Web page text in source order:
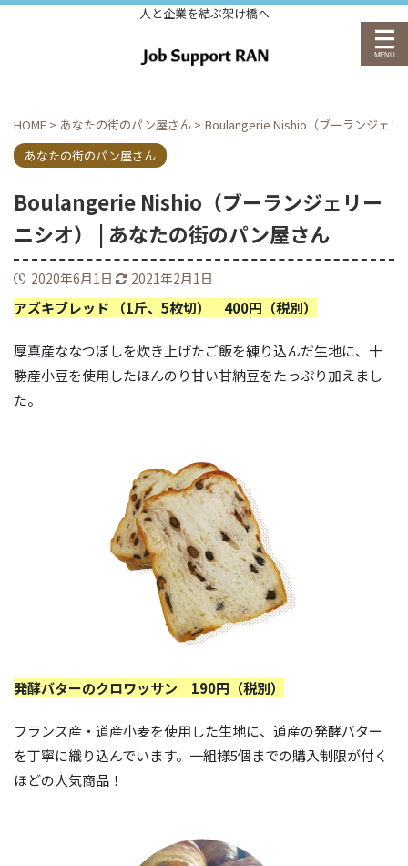
人と企業を結ぶ架け橋へ
HOME > あなたの街のパン屋さん > Boulangerie Nishio（ブーランジェリ
あなたの街のパン屋さん
Boulangerie Nishio（ブーランジェリー
ニシオ） | あなたの街のパン屋さん
2020年6月1日 2021年2月1日
アズキブレッド （1斤、5枚切） 400円（税別）
厚真産ななつぼしを炊き上げたご飯を練り込んだ生地に、十
勝産小豆を使用したほんのり甘い甘納豆をたっぷり加えまし
た。
発酵バターのクロワッサン 190円（税別）
フランス産・道産小麦を使用した生地に、道産の発酵バター
を丁寧に織り込んでいます。一組様5個までの購入制限が付く
ほどの人気商品！